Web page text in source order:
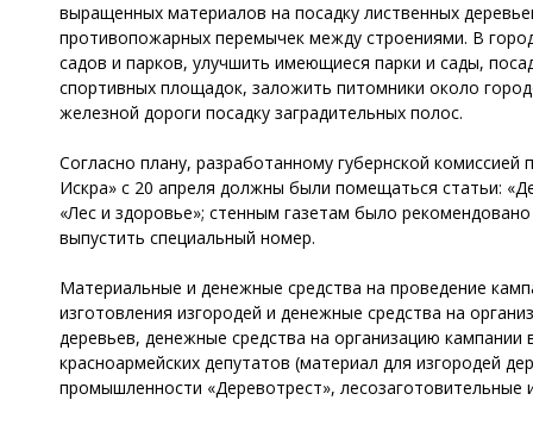
выращенных материалов на посадку лиственных
противопожарных перемычек между строениями. В
садов и парков, улучшить имеющиеся парки и сады,
спортивных площадок, заложить питомники около
железной дороги посадку заградительных полос.
Согласно плану, разработанному губернской комиссией
Искра» с 20 апреля должны были помещаться статьи:
«Лес и здоровье»; стенным газетам было
выпустить специальный номер.
Материальные и денежные средства на проведение
изготовления изгородей и денежные средства на
деревьев, денежные средства на организацию
красноармейских депутатов (материал для изгородей
промышленности «Деревотрест»,